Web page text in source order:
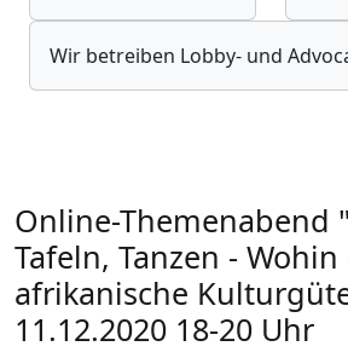
Wir betreiben Lobby- und
Online-Themenabend
Tafeln, Tanzen -
afrikanische
11.12.2020 18-20 Uhr